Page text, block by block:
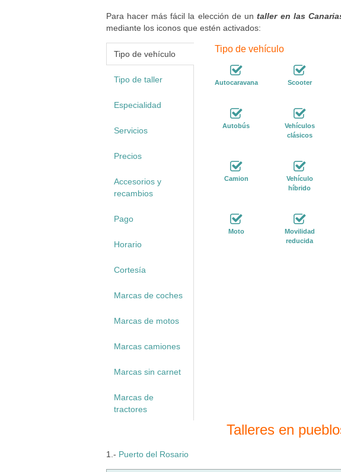
Para hacer más fácil la elección de untaller en las
mediante los iconos que estén activados:
Tipo de vehículo
Tipo de taller
Especialidad
Servicios
Precios
Accesorios y
recambios
Pago
Horario
Cortesía
Marcas de coches
Marcas de motos
Marcas camiones
Marcas sin carnet
Marcas de
tractores
Tipo de vehículo
Autocaravana Scooter
Autobús
Vehículos
clásicos
Camion
Vehículo
híbrido
Moto
Movilidad
reducida
Talleres en
1.- Puerto del Rosario